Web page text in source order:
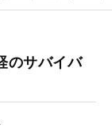
のサバイバ